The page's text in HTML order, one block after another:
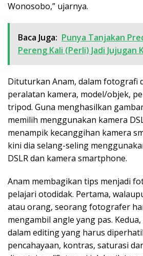
Wonosobo,” ujarnya.
Baca Juga: Punya Tanjakan
Pereng Kali (Perli) Jadi Jujugan
Dituturkan Anam, dalam fotografi
peralatan kamera, model/objek,
tripod. Guna menghasilkan
memilih menggunakan kamera
menampik kecanggihan kamera
kini dia selang-seling
DSLR dan kamera smartphone.
Anam membagikan tips menjadi
pelajari otodidak. Pertama,
atau orang, seorang fotografer
mengambil angle yang pas.
dalam editing yang harus
pencahayaan, kontras, saturasi